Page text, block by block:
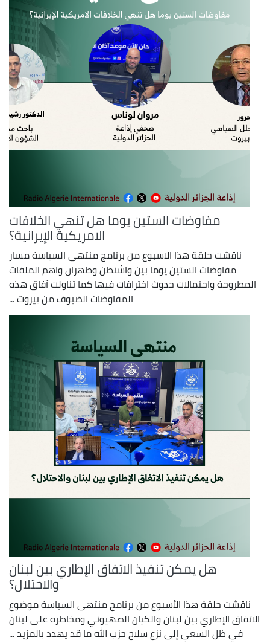
مفاوضات الستين يوما هل تنهي الخلافات
الامريكية الإيرانية؟
ناقشت حلقة هذا الاسبوع من برنامج منتهى السياسة مسار
مفاوضات الستين يوما بين واشنطن وطهران واهم الملفات
المطروحة واحتمالات حدوث اختراقات فيها كما تناولت آفاق هذه
المفاوضات الضيوف من بيروت ...
هل يمكن تنفيذ الاتفاق الإطاري بين لبنان
والاحتلال؟
ناقشت حلقة هذا الأسبوع من برنامج منتهى السياسة موضوع
الاتفاق الإطاري بين لبنان والكيان الصهيوني ومخاطره على لبنان
في ظل السعي إلى نزع سلاح حزب الله ما قد يهدد بالمزيد ...